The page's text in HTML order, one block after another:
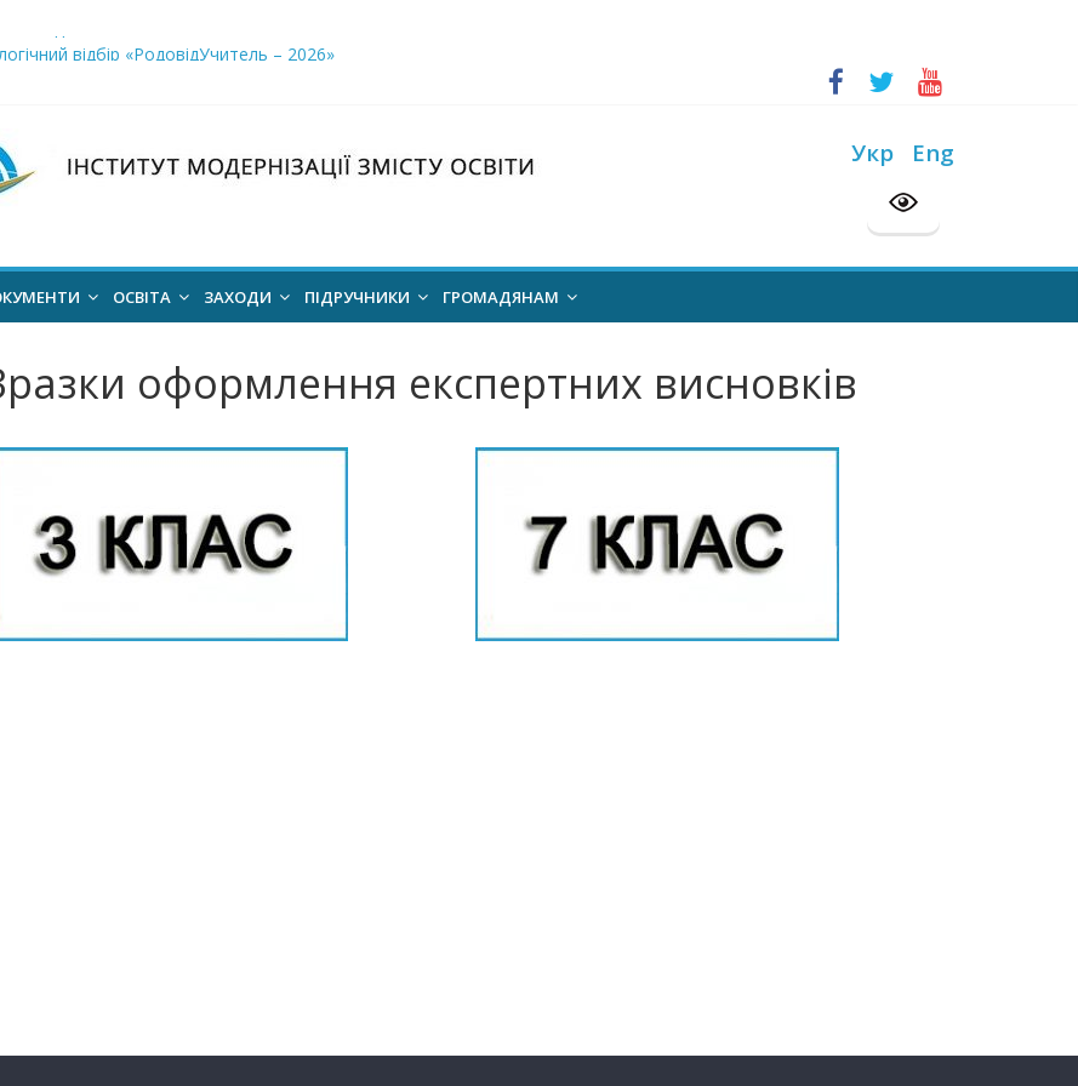
освіти»
відбір «РодовідУчитель – 2026»
здобуття академічних стипендій імені Героїв Небесної Сотні на 2026/2027 н. р.
Укр Eng
ОСВІТА ЗАХОДИ ПІДРУЧНИКИ ГРОМАДЯНАМ
оформлення експертних висновків